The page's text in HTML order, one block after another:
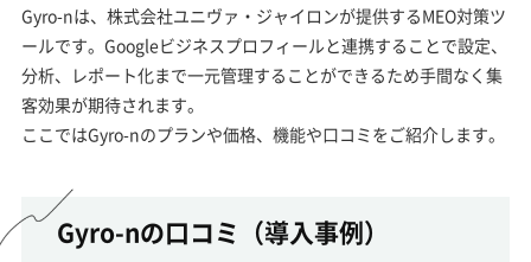
Gyro-nは、株式会社ユニヴァ・ジャイロンが提供するMEO対策ツ
ールです。Googleビジネスプロフィールと連携することで設定、
分析、レポート化まで一元管理することができるため手間なく集
客効果が期待されます。
ここではGyro-nのプランや価格、機能や口コミをご紹介します。
Gyro-nの口コミ（導入事例）